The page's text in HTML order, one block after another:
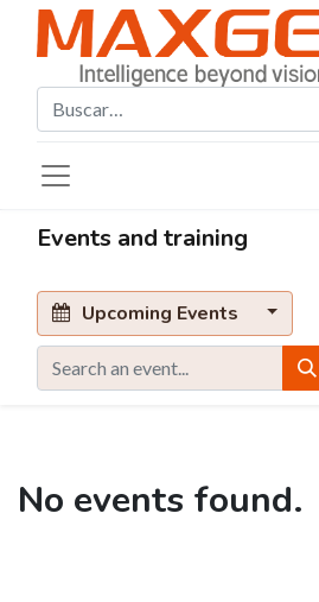
Events and training
Upcoming Events
No events found.